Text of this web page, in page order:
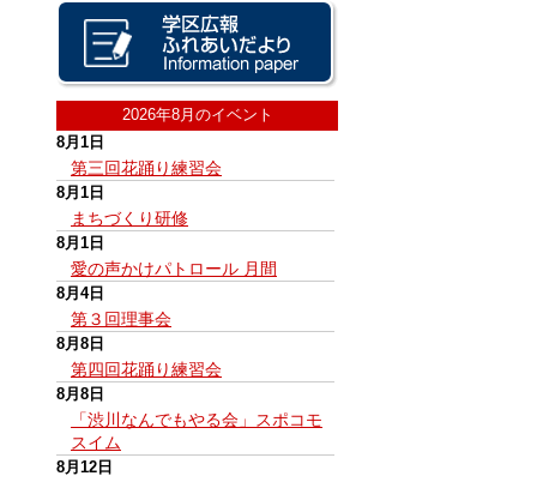
2026年8月のイベント
8月1日
第三回花踊り練習会
8月1日
まちづくり研修
8月1日
愛の声かけパトロール 月間
8月4日
第３回理事会
8月8日
第四回花踊り練習会
8月8日
「渋川なんでもやる会」スポコモ
スイム
8月12日